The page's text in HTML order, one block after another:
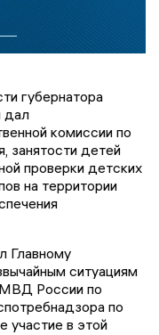
губернатора
дал
комиссии по
занятости детей
проверки детских
на территории
Главному
ситуациям
МВД России по
по
участие в этой